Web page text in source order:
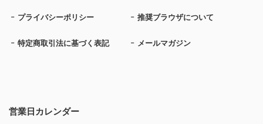
営業日カレンダー
プライバシーポリシー 推奨ブラウザについて
特定商取引法に基づく表記 メールマガジン